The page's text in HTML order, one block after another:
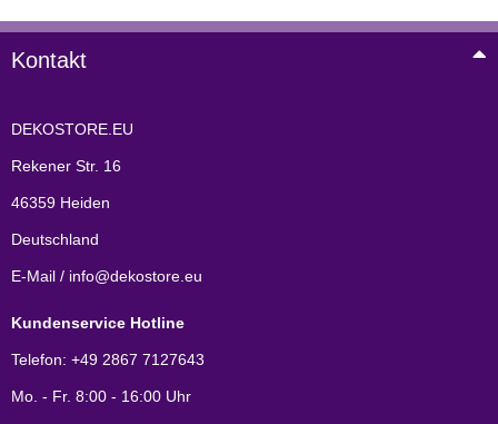
Kontakt
DEKOSTORE.EU
Rekener Str. 16
46359 Heiden
Deutschland
E-Mail / info@dekostore.eu
Kundenservice Hotline
Telefon: +49 2867 7127643
Mo. - Fr. 8:00 - 16:00 Uhr